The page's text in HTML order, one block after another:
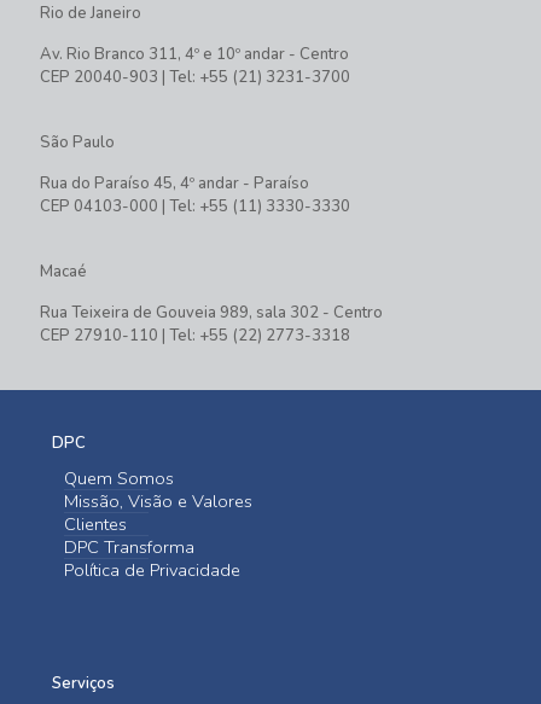
Rio de Janeiro
Av. Rio Branco 311, 4º e 10º andar - Centro
CEP 20040-903 | Tel: +55 (21) 3231-3700
São Paulo
Rua do Paraíso 45, 4º andar - Paraíso
CEP 04103-000 | Tel: +55 (11) 3330-3330
Macaé
Rua Teixeira de Gouveia 989, sala 302 - Centro
CEP 27910-110 | Tel: +55 (22) 2773-3318
DPC
Quem Somos
Missão, Visão e Valores
Clientes
DPC Transforma
Política de Privacidade
Serviços